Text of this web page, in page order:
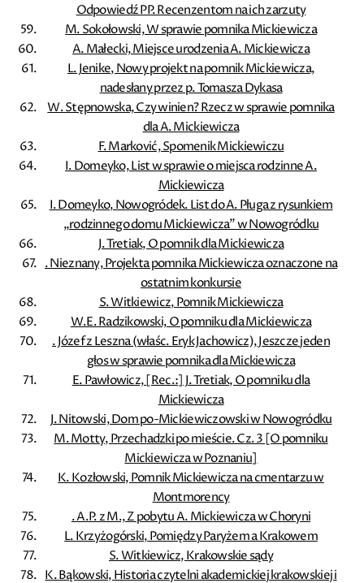
Odpowiedź PP. Recenzentom na ich zarzuty
M. Sokołowski, W sprawie pomnika Mickiewicza
A. Małecki, Miejsce urodzenia A. Mickiewicza
L. Jenike, Nowy projekt na pomnik Mickiewicza,
nadesłany przez p. Tomasza Dykasa
W. Stępnowska, Czy winien? Rzecz w sprawie pomnika
dla A. Mickiewicza
F. Marković, Spomenik Mickiewiczu
I. Domeyko, List w sprawie o miejsca rodzinne A.
Mickiewicza
I. Domeyko, Nowogródek. List do A. Pługa z rysunkiem
„rodzinnego domu Mickiewicza” w Nowogródku
J. Tretiak, O pomnik dla Mickiewicza
. Nieznany, Projekta pomnika Mickiewicza oznaczone na
ostatnim konkursie
S. Witkiewicz, Pomnik Mickiewicza
W.E. Radzikowski, O pomniku dla Mickiewicza
. Józef z Leszna (właśc. Eryk Jachowicz), Jeszcze jeden
głos w sprawie pomnika dla Mickiewicza
E. Pawłowicz, [Rec.:] J. Tretiak, O pomniku dla
Mickiewicza
J. Nitowski, Dom po-Mickiewiczowski w Nowogródku
M. Motty, Przechadzki po mieście. Cz. 3 [O pomniku
Mickiewicza w Poznaniu]
K. Kozłowski, Pomnik Mickiewicza na cmentarzu w
Montmorency
. A.P. z M., Z pobytu A. Mickiewicza w Choryni
L. Krzyżogórski, Pomiędzy Paryżem a Krakowem
S. Witkiewicz, Krakowskie sądy
K. Bąkowski, Historia czytelni akademickiej krakowskiej i